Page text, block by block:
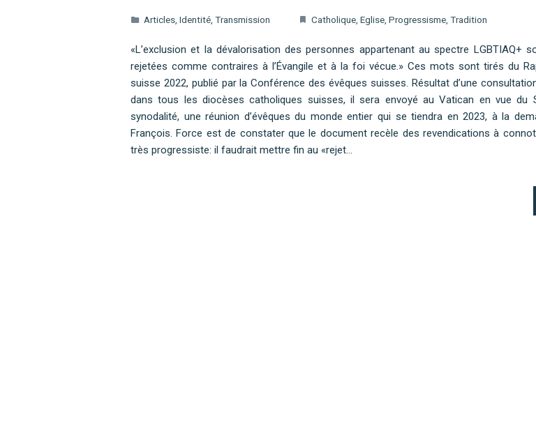
Articles Identité Transmission Catholique Eglise Progressisme Tradition
«L’exclusion et la dévalorisation des personnes appartenant au spectre LGBTIAQ+
rejetées comme contraires à l’Évangile et à la foi vécue.» Ces mots sont tirés du
suisse 2022, publié par la Conférence des évêques suisses. Résultat d’une
dans tous les diocèses catholiques suisses, il sera envoyé au Vatican en vue du
synodalité, une réunion d’évêques du monde entier qui se tiendra en 2023, à la
François. Force est de constater que le document recèle des revendications à
très progressiste: il faudrait mettre fin au «rejet…